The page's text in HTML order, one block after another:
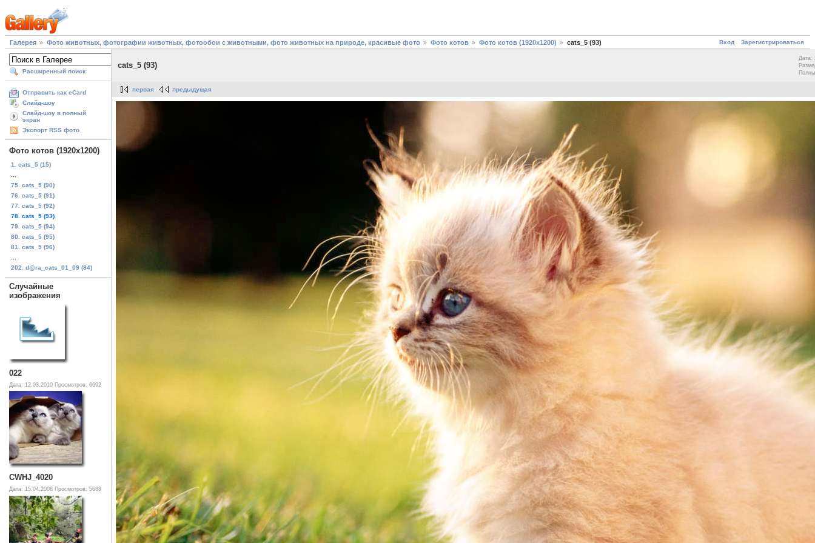
Вход Зарегистрироваться
Галерея Фото животных, фотографии животных, фотообои с животными, фото животных на природе, красивые фото Фото котов Фото котов (1920х1200) cats_5 (93)
Расширенный поиск
Отправить как eCard
Слайд-шоу
Слайд-шоу в полный
экран
Экспорт RSS фото
Фото котов (1920х1200)
1. cats_5 (15)
75. cats_5 (90)
76. cats_5 (91)
77. cats_5 (92)
78. cats_5 (93)
79. cats_5 (94)
80. cats_5 (95)
81. cats_5 (96)
202. d@ra_cats_01_09 (84)
Случайные
изображения
022
Дата: 12.03.2010 Просмотров: 6692
CWHJ_4020
Дата: 15.04.2008 Просмотров: 5688
cats_5 (93)
Дата:
первая предыдущая